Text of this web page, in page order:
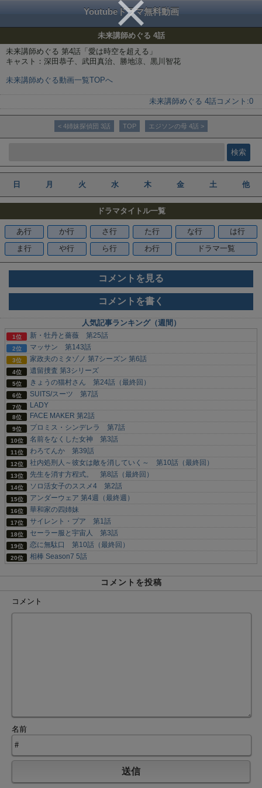
Youtubeドラマ無料動画
未来講師めぐる 4話
未来講師めぐる 第4話「愛は時空を超える」
キャスト：深田恭子、武田真治、勝地涼、黒川智花
未来講師めぐる動画一覧TOPへ
未来講師めぐる 4話 コメント:0
< 4姉妹探偵団 3話 TOP エジソンの母 4話 >
日 月 火 水 木 金 土 他
ドラマタイトル一覧
あ行 か行 さ行 た行 な行
は行
ま行
や行 ら行 わ行 ドラマ一覧
コメントを見る
コメントを書く
人気記事ランキング（週間）
新・牡丹と薔薇 第25話
マッサン 第143話
家政夫のミタゾノ 第7シーズン 第6話
遺留捜査 第3シリーズ
きょうの猫村さん 第24話（最終回）
SUITS/スーツ 第7話
LADY
FACE MAKER 第2話
プロミス・シンデレラ 第7話
名前をなくした女神 第3話
わろてんか 第39話
社内処刑人～彼女は敵を消していく～ 第10話（最終回）
先生を消す方程式。 第8話（最終回）
ソロ活女子のススメ4 第2話
アンダーウェア 第4週（最終週）
華和家の四姉妹
サイレント・プア 第1話
セーラー服と宇宙人 第3話
恋に無駄口 第10話（最終回）
相棒 Season7 5話
コメントを投稿
コメント
名前